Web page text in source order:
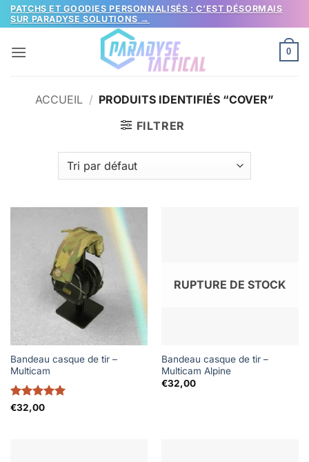
Passer
au
PATCHS ET GOODIES PERSONNALISÉS : C’EST DÉSORMAIS
SUR PARADYSE SOLUTIONS →
0
ACCUEIL / PRODUITS IDENTIFIÉS “COVER”
FILTRER
Bandeau casque de tir –
Multicam
Note5sur
€32,00
RUPTURE DE STOCK
Bandeau casque de tir –
Multicam Alpine
€32,00